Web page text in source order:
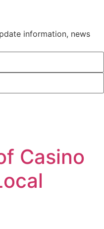
information, news
Casino